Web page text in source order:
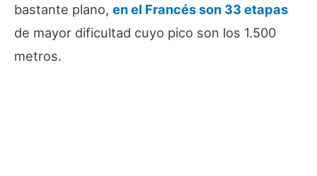
bastante plano, en el Francés son 33 etapas
de mayor dificultad cuyo pico son los 1.500
metros.